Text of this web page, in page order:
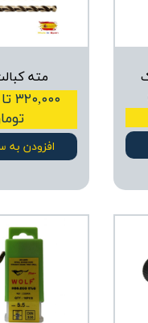
مته
افزودن به